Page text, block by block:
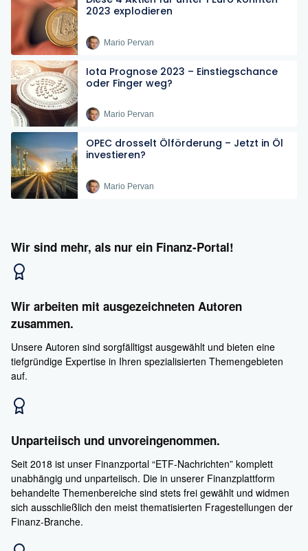
2023 explodieren
Mario Pervan
Iota Prognose 2023 – Einstiegschance
oder Finger weg?
Mario Pervan
OPEC drosselt Ölförderung – Jetzt in Öl
investieren?
Mario Pervan
Wir sind mehr, als nur ein Finanz-Portal!
Wir arbeiten mit ausgezeichneten Autoren
zusammen.
Unsere Autoren sind sorgfälltigst ausgewählt und bieten eine
tiefgründige Expertise in Ihren spezialisierten Themengebieten
auf.
Unparteiisch und unvoreingenommen.
Seit 2018 ist unser Finanzportal “ETF-Nachrichten” komplett
unabhängig und unparteiisch. Die in unserer Finanzplattform
behandelte Themenbereiche sind stets frei gewählt und widmen
sich ausschließlich den meist thematisierten Fragestellungen der
Finanz-Branche.